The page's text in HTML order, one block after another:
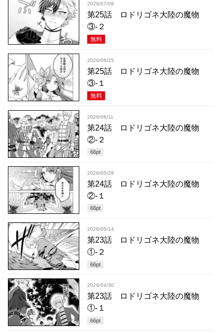
2026/07/09
第25話 ロドリゴネ大陸の魔物
③-２
無料
2026/06/25
第25話 ロドリゴネ大陸の魔物
③-１
無料
2026/06/11
第24話 ロドリゴネ大陸の魔物
②-２
66pt
2026/05/28
第24話 ロドリゴネ大陸の魔物
②-１
66pt
2026/05/14
第23話 ロドリゴネ大陸の魔物
①-２
66pt
2026/04/30
第23話 ロドリゴネ大陸の魔物
①-１
66pt